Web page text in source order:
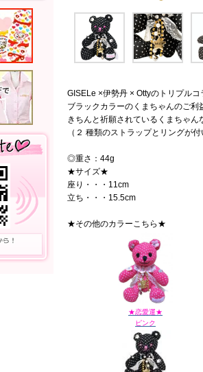
GISELe ×伊勢丹 × Ottyのトリプル
ブラックカラーのくまちゃんのご利
きちんと祈願されているくまちゃ
（２ 種類のストラップとリングが
◎重さ：44g
★サイズ★
座り・・・11cm
立ち・・・15.5cm
★その他のカラーこちら★
★恋愛運★
ピンク